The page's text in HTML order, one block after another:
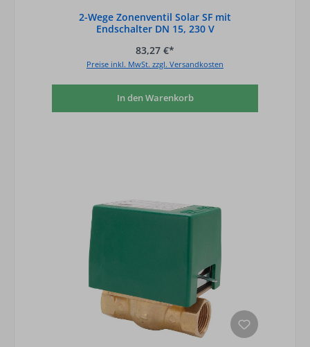
2-Wege Zonenventil Solar SF mit
Endschalter DN 15, 230 V
83,27 €*
Preise inkl. MwSt. zzgl. Versandkosten
In den Warenkorb